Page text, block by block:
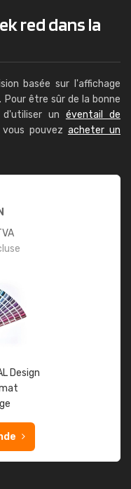
red dans la
basée sur l'affichage
Pour être sûr de la bonne
d'utiliser un éventail de
pouvez acheter un
Design